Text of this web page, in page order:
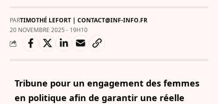
PARTIMOTHÉ LEFORT | CONTACT@INF-INFO.FR
20 NOVEMBRE 2025 - 19H10
Tribune pour un engagement des femmes
en politique afin de garantir une réelle